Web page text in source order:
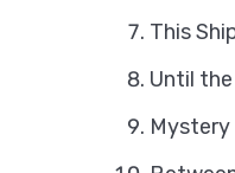
This
Until the
Mystery